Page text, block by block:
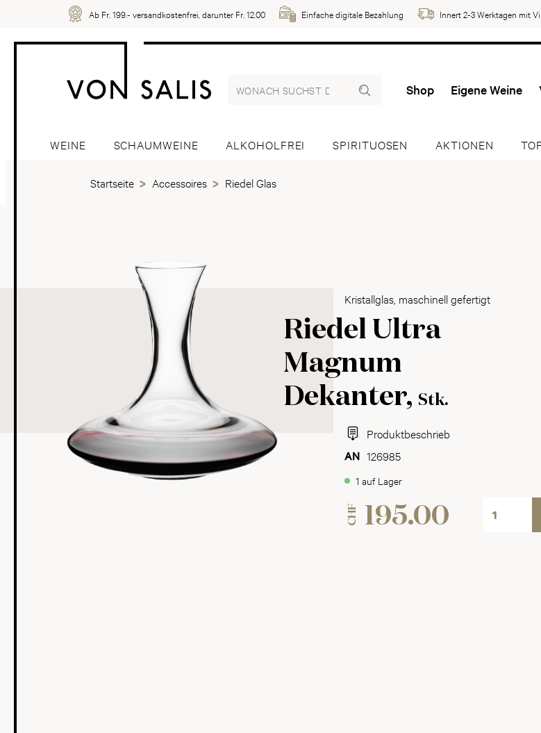
Ab Fr. 199.- versandkostenfrei, darunter Fr. 12.00 Einfache digitale Bezahlung Innert 2-3 Werktagen mit
Shop Eigene Weine
WEINE SCHAUMWEINE ALKOHOLFREI SPIRITUOSEN AKTIONEN
Startseite Accessoires Riedel Glas
Kristallglas, maschinell gefertigt
Riedel Ultra
Magnum
Dekanter, Stk.
Produktbeschrieb
126985
1 auf Lager
CHF 195.00